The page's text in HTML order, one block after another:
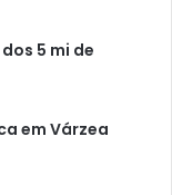
5 mi de
em Várzea